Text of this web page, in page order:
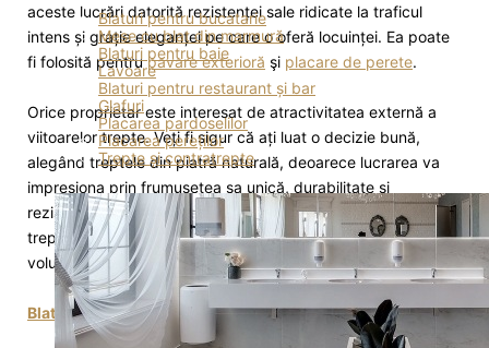
Blaturi pentru bucatarie
Mese cu blat din marmură
Blaturi pentru baie
Lavoare
Blaturi pentru restaurant și bar
Glafuri
Placarea pardoselilor
Placarea pereților
Trepte și contratrepte
aceste lucrări datorită rezistenței sale ridicate la traficul
intens și grație eleganței pe care o oferă locuinței. Ea poate
fi folosită pentrupavare exterioră şi placare de perete.
Orice proprietar este interesat de atractivitatea externă a
viitoarelor trepte. Veți fi sigur că ați luat o decizie bună,
alegând treptele din piatră naturală, deoarece lucrarea va
impresiona prin frumusețea sa unică, durabilitate și
rezistență la razele UV. Impermeabilizate după montare,
treptele din piatră naturală nu își modifică structura și
volumul.
Blaturi din piatră naturală în Moldova- numai la Art-Granit.